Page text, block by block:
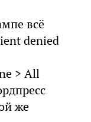
всё
denied
> All
же